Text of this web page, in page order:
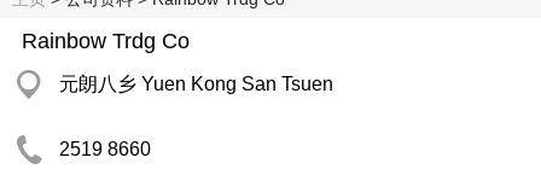
Rainbow Trdg Co
元朗八乡 Yuen Kong San Tsuen
2519 8660